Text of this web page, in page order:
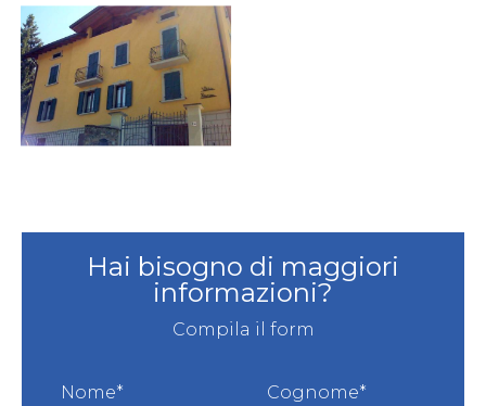
Hai bisogno di maggiori
informazioni?
Compila il form
Nome* Cognome*